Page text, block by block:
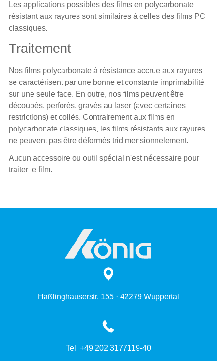
Les applications possibles des films en polycarbonate
résistant aux rayures sont similaires à celles des films PC
classiques.
Traitement
Nos films polycarbonate à résistance accrue aux rayures
se caractérisent par une bonne et constante imprimabilité
sur une seule face. En outre, nos films peuvent être
découpés, perforés, gravés au laser (avec certaines
restrictions) et collés. Contrairement aux films en
polycarbonate classiques, les films résistants aux rayures
ne peuvent pas être déformés tridimensionnelement.
Aucun accessoire ou outil spécial n'est nécessaire pour
traiter le film.
Haßlinghauserstr. 155 · 42279 Wuppertal
Tel. +49 202 3177119-40